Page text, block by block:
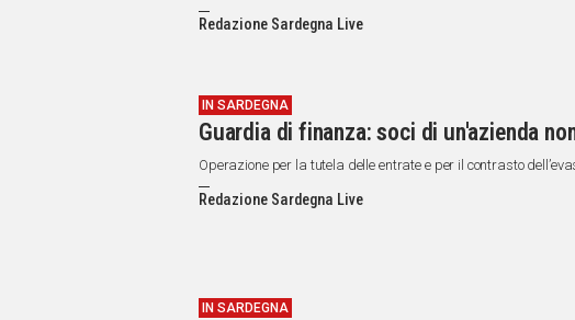
Redazione Sardegna Live
IN SARDEGNA
Guardia di finanza: soci di un'azienda
Operazione per la tutela delle entrate e per il contrasto
Redazione Sardegna Live
IN SARDEGNA